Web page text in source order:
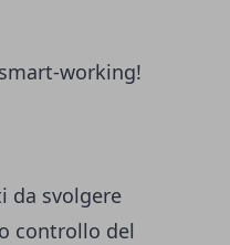
working!
da svolgere
controllo del